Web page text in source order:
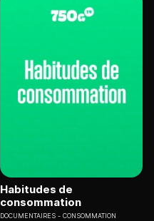
Habitudes de
consommation
DOCUMENTAIRES CONSOMMATION